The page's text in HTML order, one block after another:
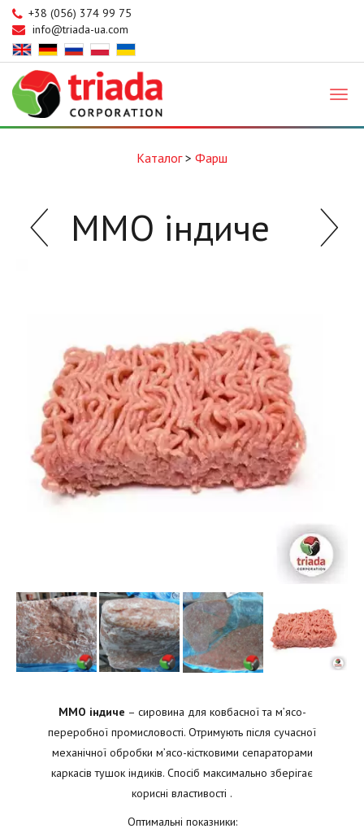
+38 (056) 374 99 75
info@triada-ua.com
Каталог> Фарш
ММО індиче
ММО індиче – сировина для ковбасної та м’ясо-
переробної промисловості. Отримують після сучасної
механічної обробки м’ясо-кістковими сепараторами
каркасів тушок індиків. Спосіб максимально зберігає
корисні властивості .
Оптимальні показники: